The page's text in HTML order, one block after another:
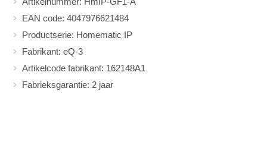
EAN code: 4047976621484
Productserie: Homematic IP
Fabrikant: eQ-3
Artikelcode fabrikant: 162148A1
Fabrieksgarantie: 2 jaar